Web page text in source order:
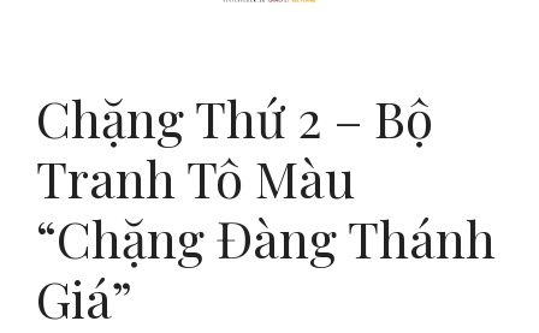
Chặng Thứ 2 – Bộ
Tranh Tô Màu
“Chặng Đàng Thánh
Giá”